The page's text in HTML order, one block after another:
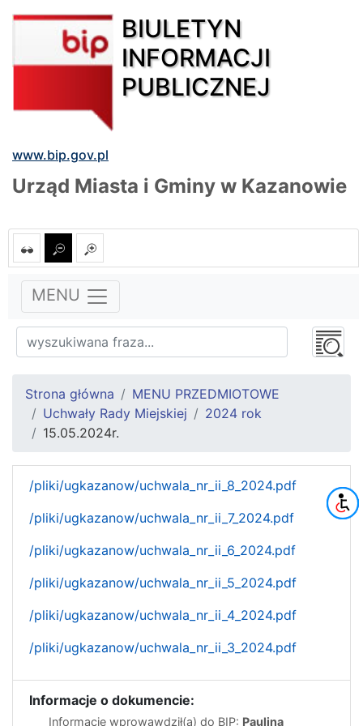
BIULETYN
INFORMACJI
PUBLICZNEJ
www.bip.gov.pl
Urząd Miasta i Gminy w Kazanowie
MENU
Strona główna
MENU PRZEDMIOTOWE
Uchwały Rady Miejskiej
2024 rok
15.05.2024r.
/pliki/ugkazanow/uchwala_nr_ii_8_2024.pdf
/pliki/ugkazanow/uchwala_nr_ii_7_2024.pdf
/pliki/ugkazanow/uchwala_nr_ii_6_2024.pdf
/pliki/ugkazanow/uchwala_nr_ii_5_2024.pdf
/pliki/ugkazanow/uchwala_nr_ii_4_2024.pdf
/pliki/ugkazanow/uchwala_nr_ii_3_2024.pdf
Informacje o dokumencie:
Informację wprowawdził(a) do BIP: Paulina